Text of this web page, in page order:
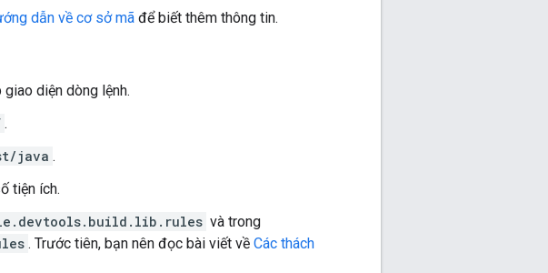
dẫn về cơ sở mã để biết thêm thông tin.
giao diện dòng lệnh.
.
java .
tiện ích.
và trong
. Trước tiên, bạn nên đọc bài viết về Các thách